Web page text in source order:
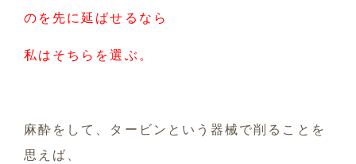
のを先に延ばせるなら
私はそちらを選ぶ。
麻酔をして、タービンという器械で削ることを
思えば、